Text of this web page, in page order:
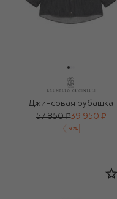
Джинсовая рубашка
57 850 ₽39 950 ₽
-30%